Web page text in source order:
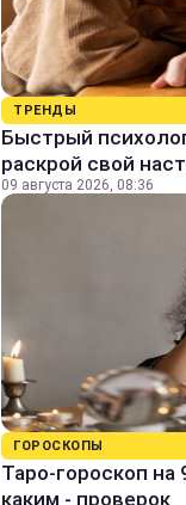
ТРЕНДЫ
Быстрый
раскрой свой
09 августа 2026, 08:36
ГОРОСКОПЫ
Таро-гороскоп на
каким - проверок